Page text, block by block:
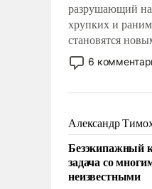
разрушающий
хрупких и
становятся
постепенно
отменяя
мужественным
ударами судьбы,
слабым, идти
адаптироваться.
6
Александр
Безэкипажный
задача со
неизвестными